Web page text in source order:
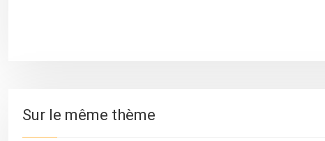
Sur le même thème